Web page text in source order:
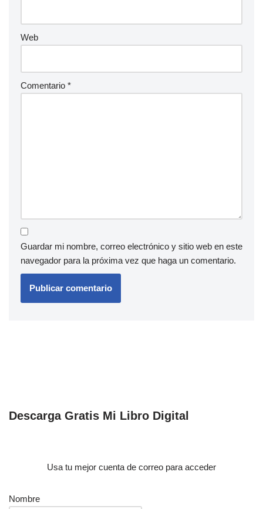
Web
Comentario *
Guardar mi nombre, correo electrónico y sitio web en este
navegador para la próxima vez que haga un comentario.
Descarga Gratis Mi Libro Digital
Usa tu mejor cuenta de correo para acceder
Nombre